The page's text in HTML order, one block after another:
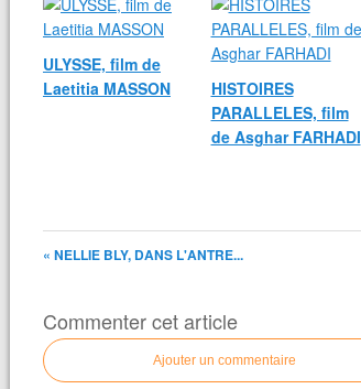
ULYSSE, film de
Laetitia MASSON
HISTOIRES
PARALLELES, film
de Asghar FARHADI
« NELLIE BLY, DANS L'ANTRE...
Commenter cet article
Ajouter un commentaire